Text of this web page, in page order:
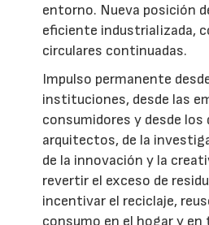
entorno. Nueva posición
eficiente industrializada,
circulares continuadas.
Impulso permanente
instituciones, desde las
consumidores y desde los
arquitectos, de la
de la innovación y la
revertir el exceso de
incentivar el reciclaje,